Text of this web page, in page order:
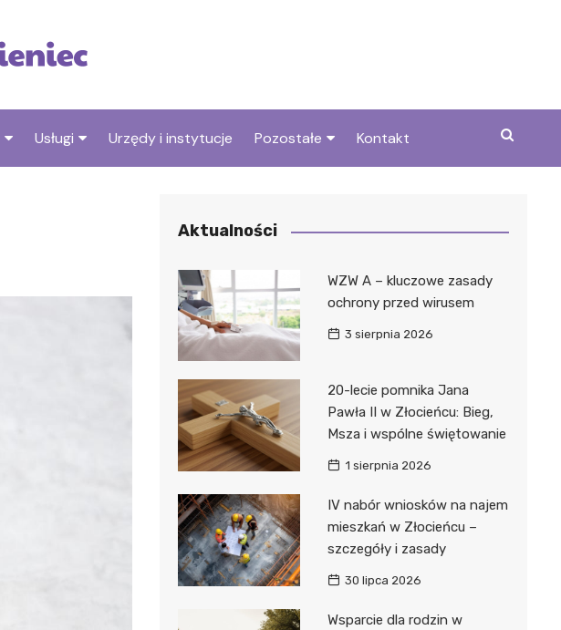
Usługi Urzędy i instytucje Pozostałe Kontakt
Aktualności
WZW A – kluczowe zasady
ochrony przed wirusem
3 sierpnia 2026
20-lecie pomnika Jana
Pawła II w Złocieńcu: Bieg,
Msza i wspólne świętowanie
1 sierpnia 2026
IV nabór wniosków na najem
mieszkań w Złocieńcu –
szczegóły i zasady
30 lipca 2026
Wsparcie dla rodzin w